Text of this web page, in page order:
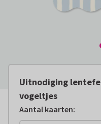
Uitnodiging
vogeltjes
Aantal kaarten: